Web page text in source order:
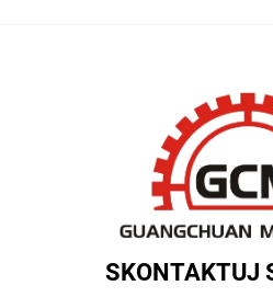
SKONTAKTUJ